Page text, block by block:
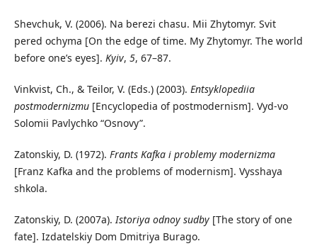
Shevchuk, V. (2006). Na berezi chasu. Mii Zhytomyr. Svit
pered ochyma [On the edge of time. My Zhytomyr. The world
before one’s eyes]. Kyiv, 5, 67–87.
Vinkvist, Ch., & Teilor, V. (Eds.) (2003). Entsyklopediia
postmodernizmu [Encyclopedia of postmodernism]. Vyd-vo
Solomii Pavlychko “Osnovy”.
Zatonskiy, D. (1972). Frants Kafka i problemy modernizma
[Franz Kafka and the problems of modernism]. Vysshaya
shkola.
Zatonskiy, D. (2007a). Istoriya odnoy sudby [The story of one
fate]. Izdatelskiy Dom Dmitriya Burago.